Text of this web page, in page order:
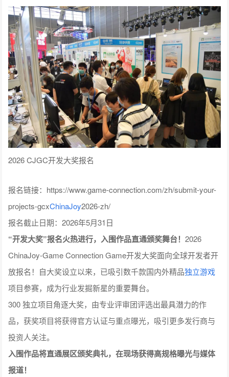
2026 CJGC开发大奖报名
报名链接：https://www.game-connection.com/zh/submit-your-
报名截止日期：2026年5月31日
“开发大奖”报名火热进行，入围作品直通颁奖舞台！
ChinaJoy-Game Connection Game开发大奖面向全球开发者开
放报名！自大奖设立以来，已吸引数千款国内外精品 独立游戏
项目参赛，成为行业发掘新星的重要舞台。
300 独立项目角逐大奖，由专业评审团评选出最具潜力的作
品，获奖项目将获得官方认证与重点曝光，吸引更多发行商与
投资人关注。
入围作品将直通展区颁奖典礼，在现场获得高规格曝光与媒体
报道！